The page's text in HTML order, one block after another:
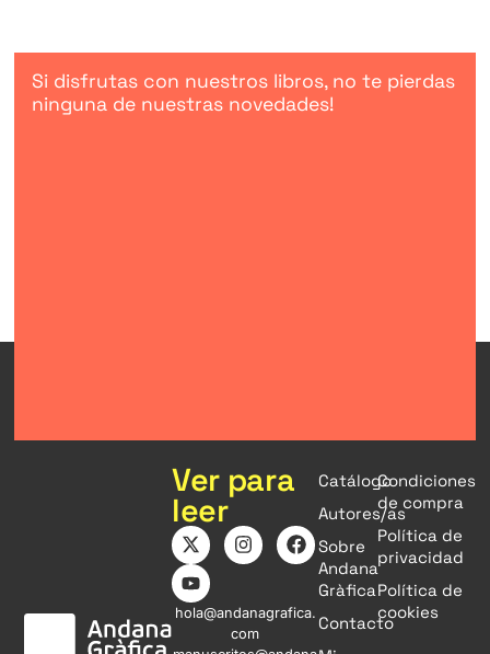
Si disfrutas con nuestros libros, no te pierdas
ninguna de nuestras novedades!
Ver para
leer
hola@andanagrafica.
com
Catálogo
Autores/as
Sobre
Andana
Gràfica
Contacto
Condiciones
de compra
Política de
privacidad
Política de
cookies